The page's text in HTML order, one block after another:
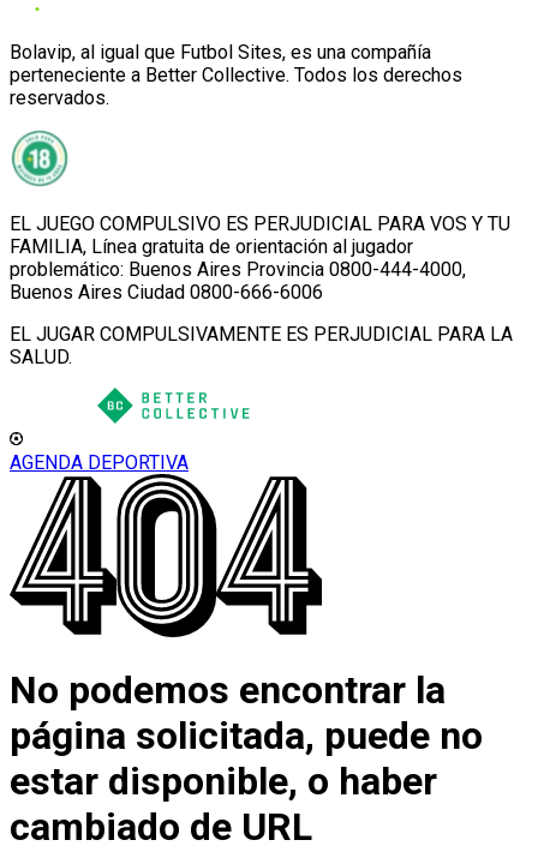
Bolavip, al igual que Futbol Sites, es una compañía
perteneciente a Better Collective. Todos los derechos
reservados.
EL JUEGO COMPULSIVO ES PERJUDICIAL PARA VOS Y TU
FAMILIA, Línea gratuita de orientación al jugador
problemático: Buenos Aires Provincia 0800-444-4000,
Buenos Aires Ciudad 0800-666-6006
EL JUGAR COMPULSIVAMENTE ES PERJUDICIAL PARA LA
SALUD.
AGENDA DEPORTIVA
No podemos encontrar la
página solicitada, puede no
estar disponible, o haber
cambiado de URL